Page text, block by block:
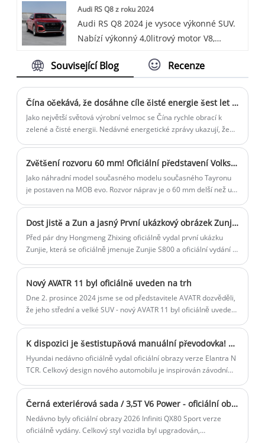
Tang DMI Honor je SUV střední velikosti
pod BYD Auto, které poskytuje vynikající
zážitek z jízdy a luxusní funkce.
Audi RS Q8 z roku 2024
Audi RS Q8 2024 je vysoce výkonné SUV.
Nabízí výkonný 4,0litrový motor V8,
moment. Díky svému agresivnímu stylu a
pohodlí.
Související Blog Recenze
Čína očekává, že dosáhne cíle čisté energie šest let před plánovaným termínem
Jako největší světová výrobní velmoc se Čína rychle obrací k
zelené a čisté energii. Nedávné energetické zprávy ukazují, že
energie pro rok 2030.
Zvětšení rozvoru 60 mm! Oficiální představení Volkswagenu Tayron L se očekává 4. listopadu
Jako náhradní model současného modelu současného Tayronu
je postaven na MOB evo. Rozvor náprav je o 60 mm delší než u
bude uveden na trh jako Tiguan na severoamerickém trhu.
Dost jistě a Zun a jasný První ukázkový obrázek Zunjie je zde s názvem S800 a bude vydán 26. listopadu
Před pár dny Hongmeng Zhixing oficiálně vydal první ukázku
Zunjie, která se oficiálně jmenuje Zunjie S800 a oficiální vydání je
sedanu v miliónu třídy zaměřeného na Maybach S-class. Podle
předchozích zpráv se nový vůz začne prodávat před jarem 2025
a druhý model Zunjie bude uveden na trh koncem roku 2025.
Nový AVATR 11 byl oficiálně uveden na trh
Dne 2. prosince 2024 jsme se od představitele AVATR dozvěděli,
že jeho střední a velké SUV - nový AVATR 11 byl oficiálně uveden
K dispozici je šestistupňová manuální převodovka! Výroba TCR Road -Legal - Hyundai Elantra N TCR oficiální obrázky vydané.
Hyundai nedávno oficiálně vydal oficiální obrazy verze Elantra N
TCR. Celkový design nového automobilu je inspirován závodním
2,0T s maximálním výkonem 276 koňských sil. Uvádí se, že tato
verze bude spuštěna na kanadském trhu a nabízí celkem 2
modely s cenami 47 599 kanadských dolarů a 49 199
Černá exteriérová sada / 3,5T V6 Power - oficiální obrázky 2026 Infiniti QX80 Sport verze
Nedávno byly oficiální obrazy 2026 Infiniti QX80 Sport verze
oficiálně vydány. Celkový styl vozidla byl upgradován,